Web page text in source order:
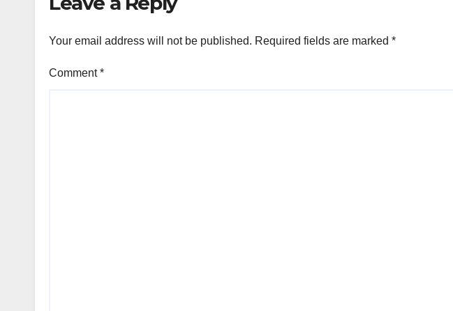
Your email address will not be published. Required fields are marked *
Comment*